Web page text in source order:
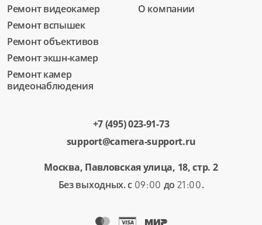
Ремонт видеокамер
Ремонт вспышек
Ремонт объективов
Ремонт экшн-камер
Ремонт камер
видеонаблюдения
О компании
+7 (495) 023-91-73
support@camera-support.ru
Москва, Павловская улица, 18, стр. 2
Без выходных. с 09:00 до 21:00.